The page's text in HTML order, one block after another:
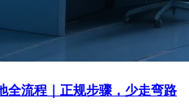
全流程｜正规步骤，少走弯路